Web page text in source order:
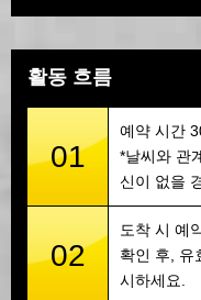
활동 흐름
01
예약 시간
*날씨와 관
신이 없을
02
도착 시 예
확인 후, 유
시하세요.